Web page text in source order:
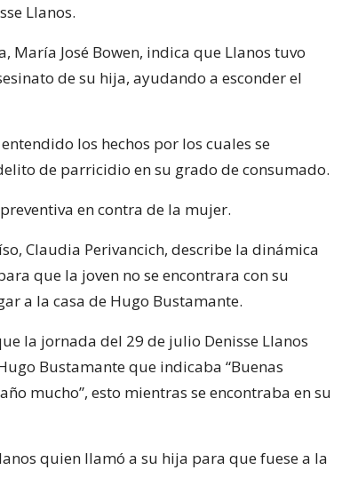
Llanos.
María José Bowen, indica que Llanos tuvo
de su hija, ayudando a esconder el
los hechos por los cuales se
de parricidio en su grado de consumado.
en contra de la mujer.
Claudia Perivancich, describe la dinámica
que la joven no se encontrara con su
a la casa de Hugo Bustamante.
la jornada del 29 de julio Denisse Llanos
Bustamante que indicaba “Buenas
mucho”, esto mientras se encontraba en su
quien llamó a su hija para que fuese a la